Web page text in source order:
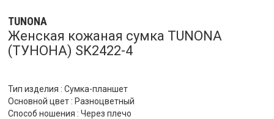
TUNONA
Женская кожаная сумка TUNONA
(ТУНОНА) SK2422-4
Тип изделия : Сумка-планшет
Основной цвет : Разноцветный
Способ ношения : Через плечо